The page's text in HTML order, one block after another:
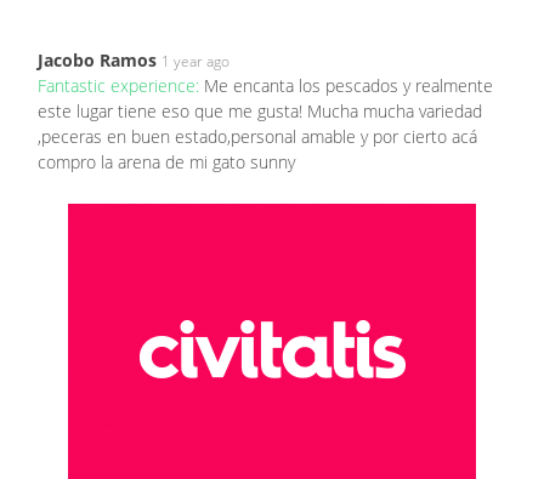
Jacobo Ramos 1 year ago
Fantastic experience: Me encanta los pescados y realmente
este lugar tiene eso que me gusta! Mucha mucha variedad
,peceras en buen estado,personal amable y por cierto acá
compro la arena de mi gato sunny